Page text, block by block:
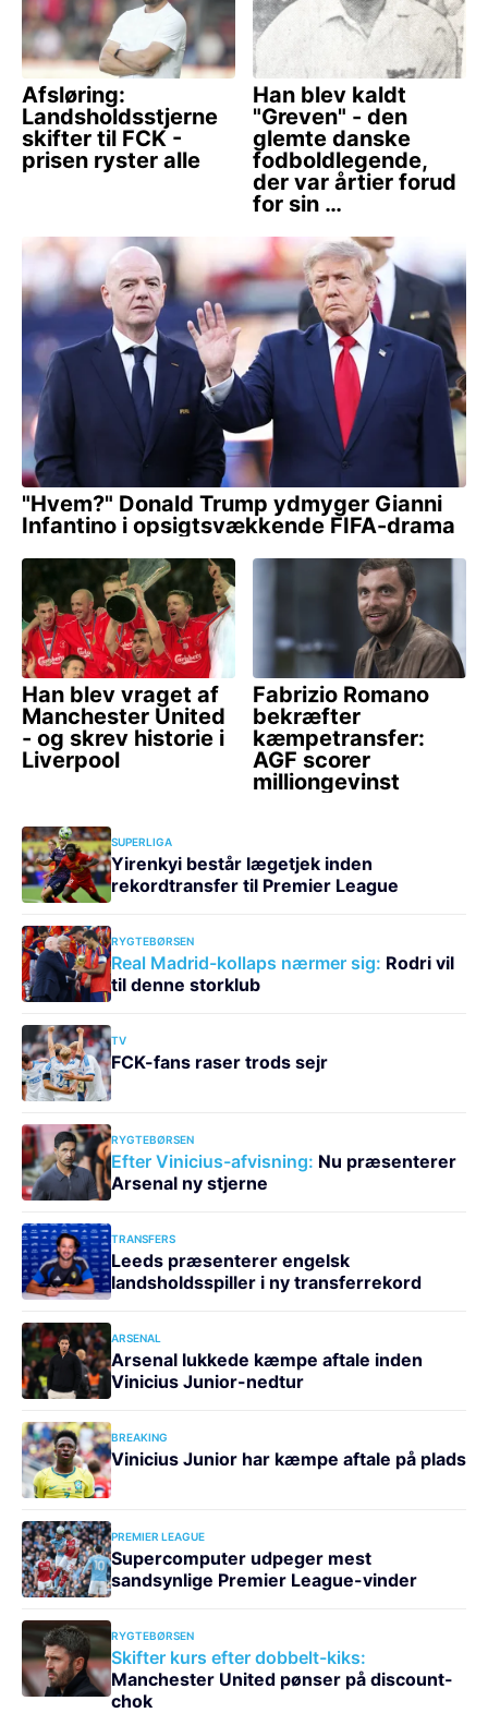
SUPERLIGA
Yirenkyi består lægetjek inden
rekordtransfer til Premier League
RYGTEBØRSEN
Real Madrid-kollaps nærmer sig: Rodri vil
til denne storklub
TV
FCK-fans raser trods sejr
RYGTEBØRSEN
Efter Vinicius-afvisning: Nu præsenterer
Arsenal ny stjerne
TRANSFERS
Leeds præsenterer engelsk
landsholdsspiller i ny transferrekord
ARSENAL
Arsenal lukkede kæmpe aftale inden
Vinicius Junior-nedtur
BREAKING
Vinicius Junior har kæmpe aftale på plads
PREMIER LEAGUE
Supercomputer udpeger mest
sandsynlige Premier League-vinder
RYGTEBØRSEN
Skifter kurs efter dobbelt-kiks:
Manchester United pønser på discount-
chok